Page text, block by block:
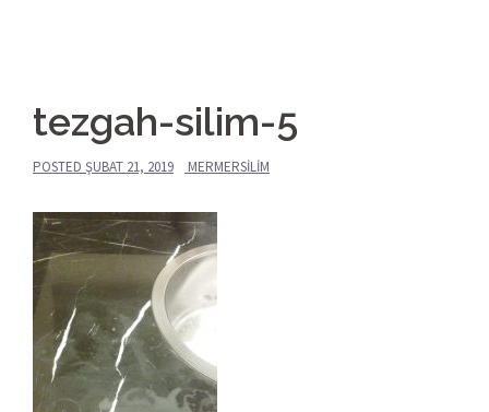
tezgah-silim-5
POSTED ŞUBAT 21, 2019 MERMERSILIM